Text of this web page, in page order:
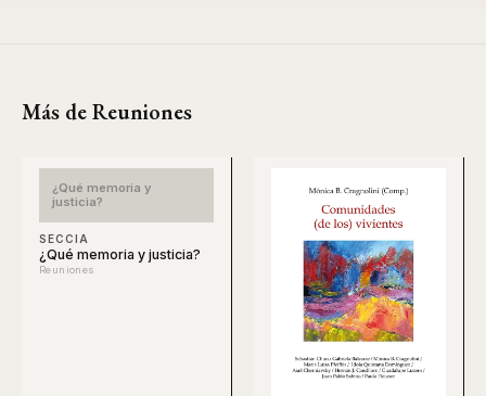
Más de Reuniones
¿Qué memoria y
justicia?
SECCIA
¿Qué memoria y justicia?
Reuniones